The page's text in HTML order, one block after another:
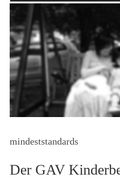
mindeststandards
Der GAV